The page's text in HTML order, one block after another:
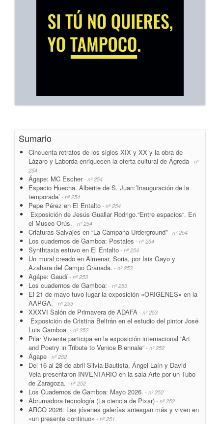
Sumario
Cincuenta retratos de los siglos XIX y XX y la obra de
Lázaro y Laborda enriquecen la oferta cultural de Ágreda - nº
254
Ágape: MC Escher- nº 254
Espacio Huecha. Alberite de S. Juan:’Inauguración de la
temporada’ - nº 254
Pepe Pérez en El Entalto - nº 254
Exposición de Jesús Guallar Rodrigo.“Entre espacios“. En
el Museo Orús. - nº 254
Criaturas Salvajes en “La Campana Urderground” - nº 254
Los cuadernos de Gamboa: Postales - nº 254
Synthtaxia estuvo en El Entalto - nº 254
Un mural creado en Almenar, Soria, por Isis Gayo y
Azahara del Campo Granada. - nº 253
Agápe: Gaudí - nº 253
Los cuadernos de Gamboa: - nº 253
El 21 de mayo tuvo lugar la exposición «ORIGENES» en la
AAPGA. - nº 253
XXXVI Salón de Primavera de ADAFA - nº 253
Exposición de Cristina Beltrán en el estudio del pintor José
Luis Gamboa. - nº 252
Pilar Viviente participa en la exposición internacional “Art
and Poetry in Tribute to Venice Biennale” - nº 252
Ágape - nº 252
Del 16 al 28 de abril Silvia Bautista, Ángel Laín y David
Vela presentaron INVENTARIO en la sala Arte por un Tubo
de Zaragoza. - nº 252
Los Cuadernos de Gamboa: Mayo 2026. - nº 252
Abrumadora tecnología (La ciencia de Pixar) - nº 252
ARCO 2026: Las jóvenes galerías arriesgan más y viven en
«un presente continuo» - nº 251